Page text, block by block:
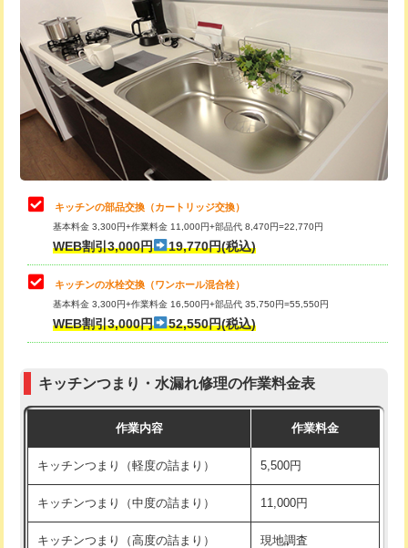
給水管工事※（バンド止め) 3,300円
給水管工事※（支持金具設置) 5,500円
給水管工事※（保温材使用（バンド止
め込み）)
5,500円
給水管工事※（土の掘削・埋め戻し作
11,000円
給水管工事※（塩ビ管（VP・HI）使
用/3ｍまで)
給水管工事※（塩ビ管（VP・HI）使
用（追加）/3ｍ超え)
給水管工事※（ライニング鋼管・銅
管・ポリ管・HT管使用/3ｍまで)
44,000円
管・ポリ管・HT管使用/3ｍ超え)
排水管工事（土の掘削・埋め戻し作
11,000円~
排水管工事（排水管工事/3ｍまで） 55,000円
排水管工事（追加 排水管工事/3ｍ超
+11,000円
追加トーラー機使用/3m超え +3,300円
カメラ調査 33,000円
桝清掃 8,800円
止水・漏水調査・防水処理・清掃・修
理・調整・分解・加工など（軽作業）
11,000円
止水・漏水調査・防水処理・清掃・修
理・調整・分解・加工など（中作業）
22,000円
止水・漏水調査・防水処理・清掃・修
理・調整・分解・加工など（重作業）
33,000円
お風呂タンク脱着
その他部品の脱着
式・ワンホール）)
交換・取付(排水栓・排水トラップ
22,000円+材料費
キッチンの部品交換（カートリッジ交換）
基本料金 3,300円+作業料金 11,000円+部品代 8,470円=22,770円
WEB割引3,000円 19,770円(税込)
キッチンの水栓交換（ワンホール混合栓）
基本料金 3,300円+作業料金 16,500円+部品代 35,750円=55,550円
WEB割引3,000円 52,550円(税込)
キッチンつまり・水漏れ修理の作業料金表
作業内容 作業料金
キッチンつまり（軽度の詰まり） 5,500円
キッチンつまり（中度の詰まり） 11,000円
キッチンつまり（高度の詰まり） 現地調査